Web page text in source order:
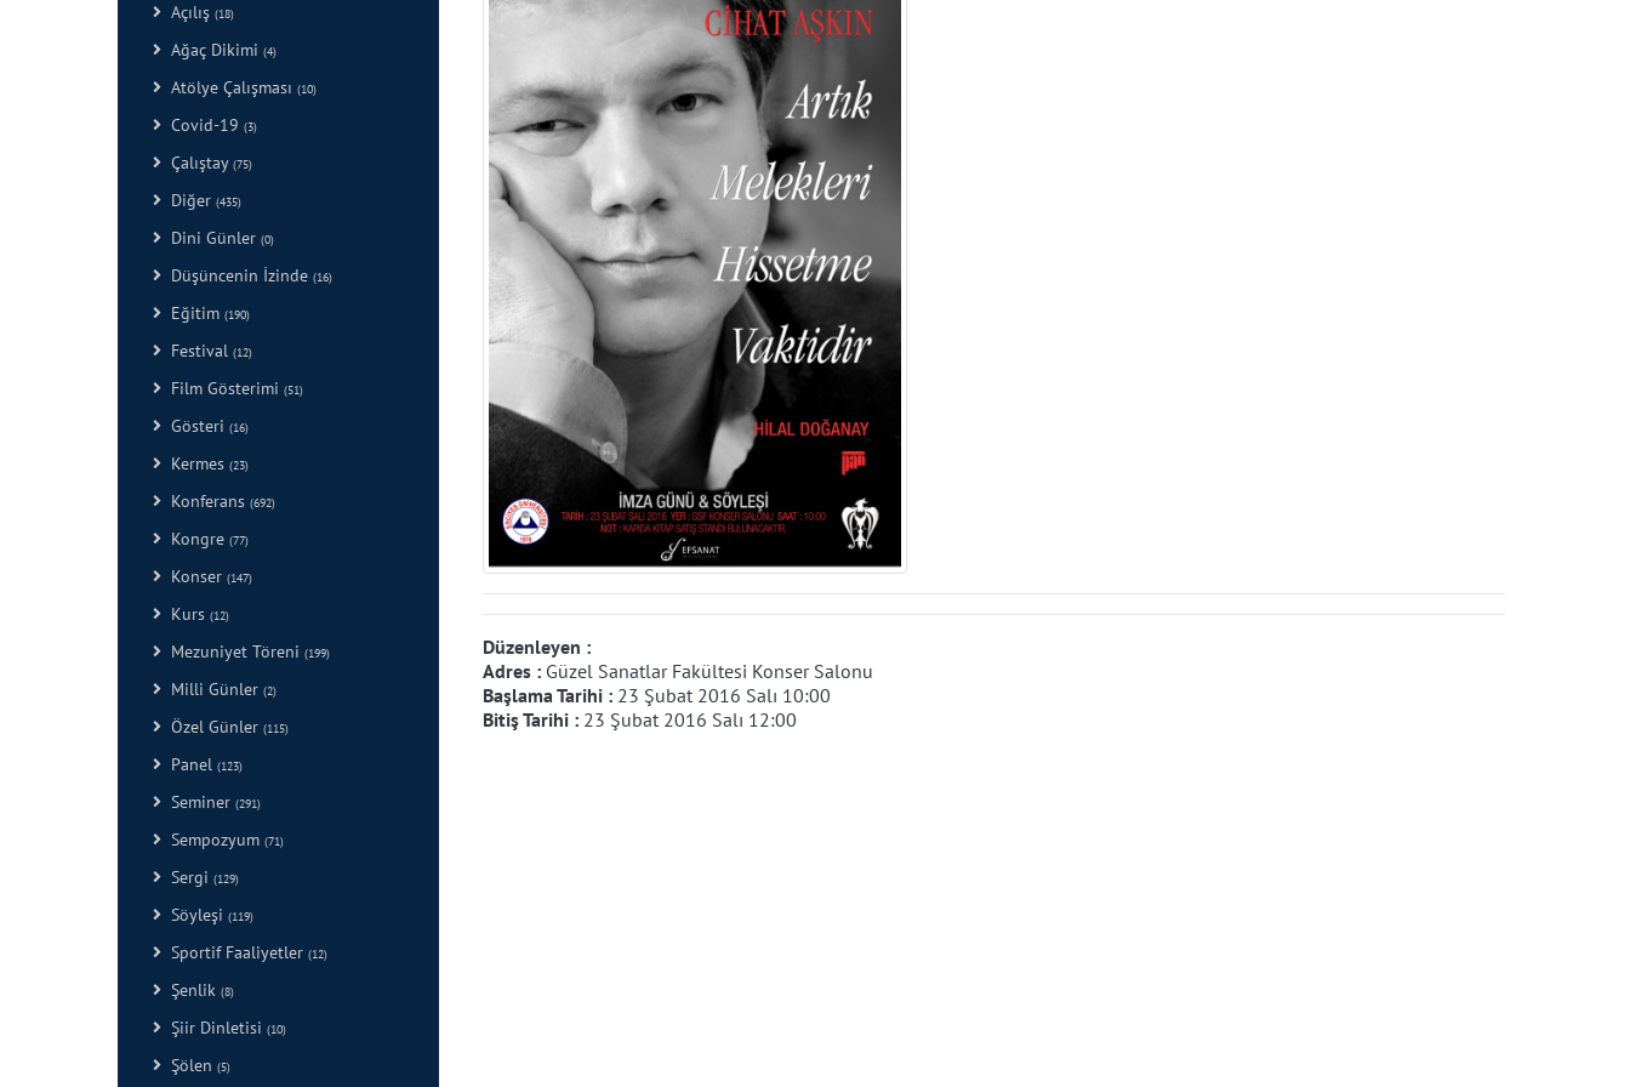
Açılış (18)
Ağaç Dikimi (4)
Atölye Çalışması (10)
Covid-19 (3)
Çalıştay (75)
Diğer (435)
Dini Günler (0)
Düşüncenin İzinde (16)
Eğitim (190)
Festival (12)
Film Gösterimi (51)
Gösteri (16)
Kermes (23)
Konferans (692)
Kongre (77)
Konser (147)
Kurs (12)
Mezuniyet Töreni (199)
Milli Günler (2)
Özel Günler (115)
Panel (123)
Seminer (291)
Sempozyum (71)
Sergi (129)
Söyleşi (119)
Sportif Faaliyetler (12)
Şenlik (8)
Şiir Dinletisi (10)
Şölen (5)
Düzenleyen :
Adres : Güzel Sanatlar Fakültesi Konser Salonu
Başlama Tarihi : 23 Şubat 2016 Salı 10:00
Bitiş Tarihi : 23 Şubat 2016 Salı 12:00